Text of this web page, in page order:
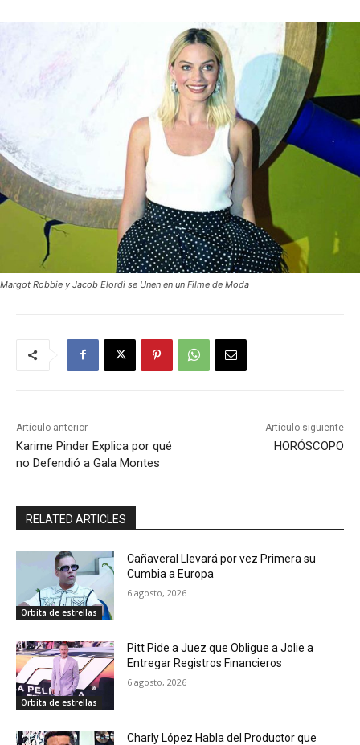
Margot Robbie y Jacob Elordi se Unen en un Filme de Moda
Artículo anterior
Karime Pinder Explica por qué
no Defendió a Gala Montes
Artículo siguiente
HORÓSCOPO
RELATED ARTICLES
Orbita de estrellas
Cañaveral Llevará por vez Primera su
Cumbia a Europa
6 agosto, 2026
Orbita de estrellas
Pitt Pide a Juez que Obligue a Jolie a
Entregar Registros Financieros
6 agosto, 2026
Charly López Habla del Productor que